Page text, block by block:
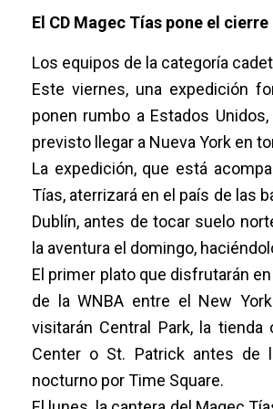
El CD Magec Tías pone el
Los equipos de la categoría
Este viernes, una expedición
ponen rumbo a Estados
previsto llegar a Nueva York en
La expedición, que está
Tías, aterrizará en el país de las
Dublín, antes de tocar suelo
la aventura el domingo,
El primer plato que disfrutarán
de la WNBA entre el New
visitarán Central Park, la tienda
Center o St. Patrick antes de
nocturno por Time Square.